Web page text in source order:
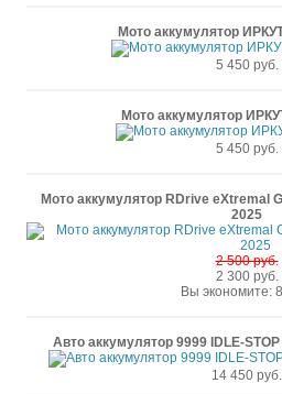
Мото аккумулятор
5 450 руб.
Мото аккумулятор
5 450 руб.
Мото аккумулятор RDrive eXtremal
2025
2 500 руб.
2 300 руб.
Вы экономите:
Авто аккумулятор 9999 IDLE-
14 450 руб.